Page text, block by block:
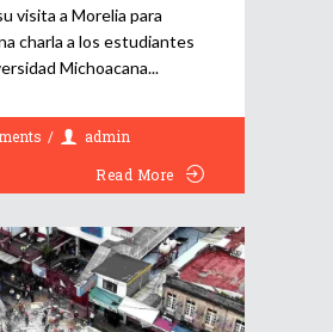
visita a Morelia para
charla a los estudiantes
Michoacana
admin
Read More